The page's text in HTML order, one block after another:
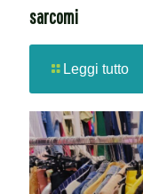
sarcomi
Leggi tutto